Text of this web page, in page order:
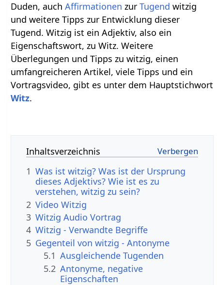
Duden, auchAffirmationen zurTugend witzig
und weitere Tipps zur Entwicklung dieser
Tugend. Witzig ist ein Adjektiv, also ein
Eigenschaftswort, zu Witz. Weitere
Überlegungen und Tipps zu witzig, einen
umfangreicheren Artikel, viele Tipps und ein
Vortragsvideo, gibt es unter dem Hauptstichwort
Witz.
Inhaltsverzeichnis
1 Was ist witzig? Was ist der Ursprung
dieses Adjektivs? Wie ist es zu
verstehen, witzig zu sein?
2 Video Witzig
3 Witzig Audio Vortrag
4 Witzig - Verwandte Begriffe
5 Gegenteil von witzig - Antonyme
5.1 Ausgleichende Tugenden
5.2 Antonyme, negative
Eigenschaften